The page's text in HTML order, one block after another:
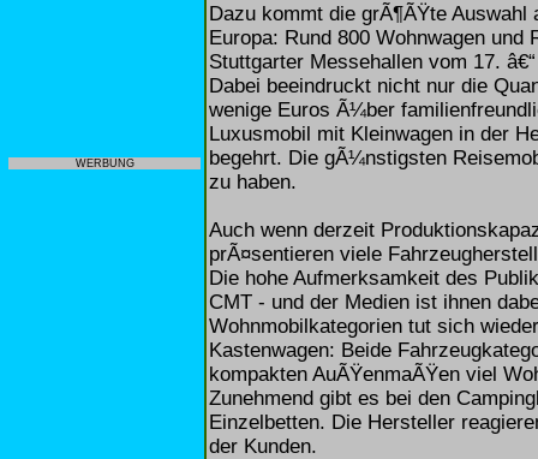
WERBUNG
Dazu kommt die grÃ¶ÃŸte
Europa: Rund 800 Wohnwagen
Stuttgarter Messehallen vom 17.
Dabei beeindruckt nicht nur die
wenige Euros Ã¼ber
Luxusmobil mit Kleinwagen in der
begehrt. Die gÃ¼nstigsten
zu haben.
Auch wenn derzeit
prÃ¤sentieren viele
Die hohe Aufmerksamkeit des
CMT - und der Medien ist ihnen
Wohnmobilkategorien tut sich
Kastenwagen: Beide
kompakten AuÃŸenmaÃŸen viel
Zunehmend gibt es bei den
Einzelbetten. Die Hersteller
der Kunden.